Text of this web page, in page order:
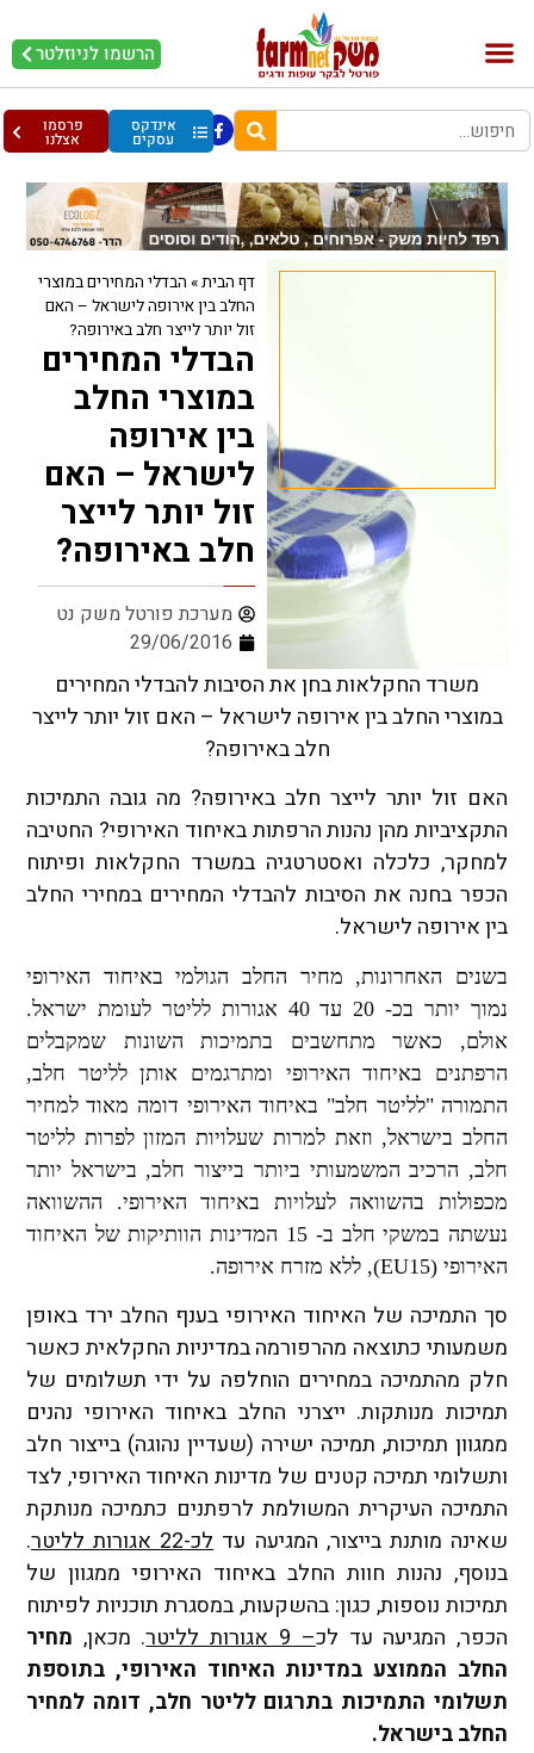
הרשמו לניוזלטר
אינדקס
עסקים
פרסמו
אצלנו
דף הבית» הבדלי המחירים במוצרי
החלב בין אירופה לישראל – האם
זול יותר לייצר חלב באירופה?
הבדלי המחירים
במוצרי החלב
בין אירופה
לישראל – האם
זול יותר לייצר
חלב באירופה?
מערכת פורטל משק נט
29/06/2016
משרד החקלאות בחן את הסיבות להבדלי המחירים
במוצרי החלב בין אירופה לישראל – האם זול יותר לייצר
חלב באירופה?
האם זול יותר לייצר חלב באירופה? מה גובה התמיכות
התקציביות מהן נהנות הרפתות באיחוד האירופי? החטיבה
למחקר, כלכלה ואסטרטגיה במשרד החקלאות ופיתוח
הכפר בחנה את הסיבות להבדלי המחירים במחירי החלב
בין אירופה לישראל.
בשנים האחרונות, מחיר החלב הגולמי באיחוד האירופי
נמוך יותר בכ- 20 עד 40 אגורות לליטר לעומת ישראל.
אולם, כאשר מתחשבים בתמיכות השונות שמקבלים
הרפתנים באיחוד האירופי ומתרגמים אותן לליטר חלב,
התמורה "לליטר חלב" באיחוד האירופי דומה מאוד למחיר
החלב בישראל, וזאת למרות שעלויות המזון לפרות לליטר
חלב, הרכיב המשמעותי ביותר בייצור חלב, בישראל יותר
מכפולות בהשוואה לעלויות באיחוד האירופי. ההשוואה
נעשתה במשקי חלב ב- 15 המדינות הוותיקות של האיחוד
האירופי (EU15), ללא מזרח אירופה.
סך התמיכה של האיחוד האירופי בענף החלב ירד באופן
משמעותי כתוצאה מהרפורמה במדיניות החקלאית כאשר
חלק מהתמיכה במחירים הוחלפה על ידי תשלומים של
תמיכות מנותקות. ייצרני החלב באיחוד האירופי נהנים
ממגוון תמיכות, תמיכה ישירה (שעדיין נהוגה) בייצור חלב
ותשלומי תמיכה קטנים של מדינות האיחוד האירופי, לצד
התמיכה העיקרית המשולמת לרפתנים כתמיכה מנותקת
שאינה מותנת בייצור, המגיעה עדלכ-22 אגורות לליטר
.
בנוסף, נהנות חוות החלב באיחוד האירופי ממגוון של
תמיכות נוספות, כגון: בהשקעות, במסגרת תוכניות לפיתוח
הכפר, המגיעה עד לכ– 9 אגורות לליטר . מכאן, מחיר
החלב הממוצע במדינות האיחוד האירופי, בתוספת
תשלומי התמיכות בתרגום לליטר חלב, דומה למחיר
החלב בישראל.